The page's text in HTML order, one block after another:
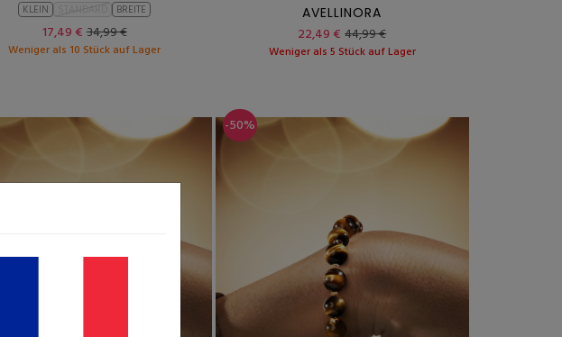
KLEIN BREITE
17,49 € 34,99 €
Weniger als 10 Stück auf Lager
AVELLINORA
22,49 € 44,99 €
Weniger als 5 Stück auf Lager
-50%